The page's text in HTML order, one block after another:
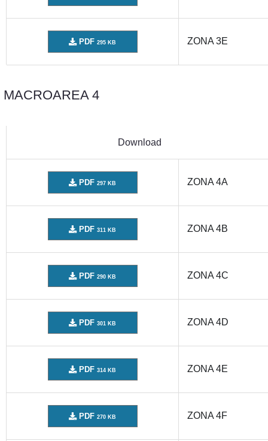
PDF 295 KB ZONA 3E
MACROAREA 4
Download
PDF 297 KB ZONA 4A
PDF 311 KB ZONA 4B
PDF 290 KB ZONA 4C
PDF 301 KB ZONA 4D
PDF 314 KB ZONA 4E
PDF 270 KB ZONA 4F